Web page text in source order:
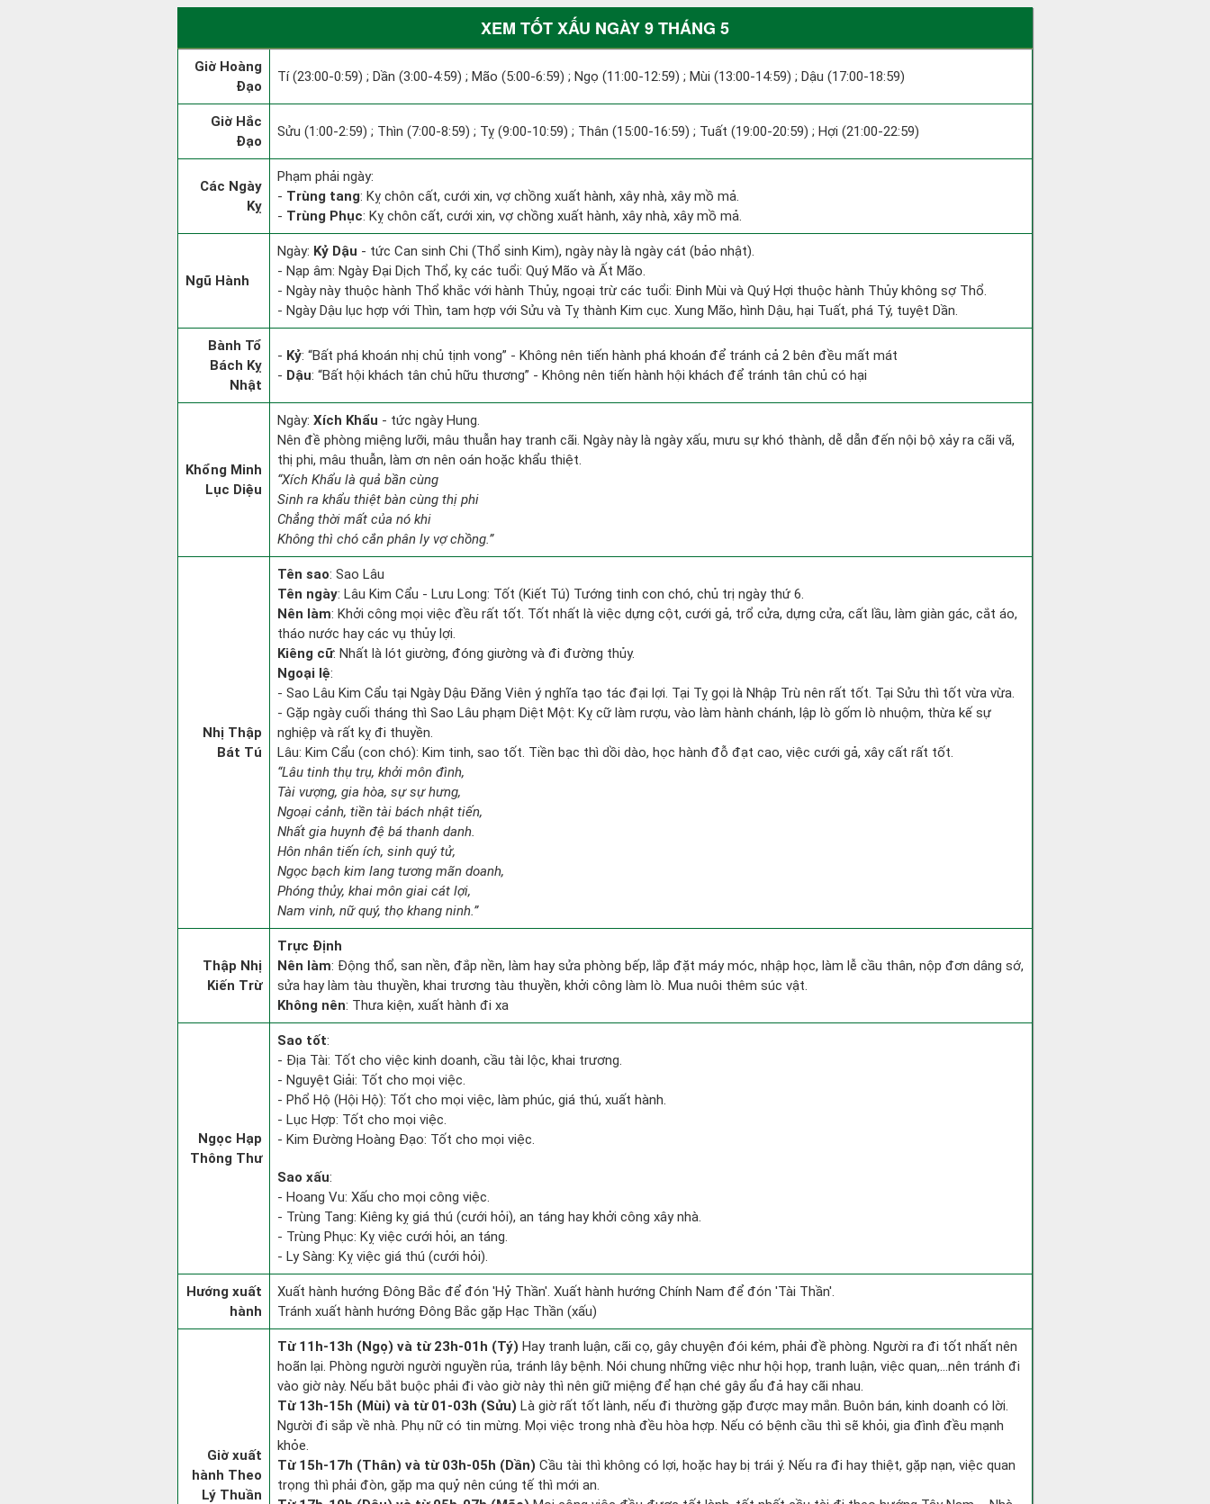
XEM TỐT XẤU NGÀY 9 THÁNG 5
Giờ Hoàng
Đạo
Tí (23:00-0:59) ; Dần (3:00-4:59) ; Mão (5:00-6:59) ; Ngọ (11:00-12:59) ; Mùi (13:00-14:59) ; Dậu (17:00-18:59)
Giờ Hắc
Đạo
Sửu (1:00-2:59) ; Thìn (7:00-8:59) ; Tỵ (9:00-10:59) ; Thân (15:00-16:59) ; Tuất (19:00-20:59) ; Hợi (21:00-22:59)
Các Ngày
Kỵ
Phạm phải ngày:
- Trùng tang: Kỵ chôn cất, cưới xin, vợ chồng xuất hành, xây nhà, xây mồ mả.
- Trùng Phục: Kỵ chôn cất, cưới xin, vợ chồng xuất hành, xây nhà, xây mồ mả.
Ngũ Hành
Ngày: Kỷ Dậu - tức Can sinh Chi (Thổ sinh Kim), ngày này là ngày cát (bảo nhật).
- Nạp âm: Ngày Đại Dịch Thổ, kỵ các tuổi: Quý Mão và Ất Mão.
- Ngày này thuộc hành Thổ khắc với hành Thủy, ngoại trừ các tuổi: Đinh Mùi và Quý Hợi thuộc hành Thủy không sợ Thổ.
- Ngày Dậu lục hợp với Thìn, tam hợp với Sửu và Tỵ thành Kim cục. Xung Mão, hình Dậu, hại Tuất, phá Tý, tuyệt Dần.
Bành Tổ
Bách Kỵ
Nhật
- Kỷ: “Bất phá khoán nhị chủ tịnh vong” - Không nên tiến hành phá khoán để tránh cả 2 bên đều mất mát
- Dậu: “Bất hội khách tân chủ hữu thương” - Không nên tiến hành hội khách để tránh tân chủ có hại
Khổng Minh
Lục Diệu
Ngày: Xích Khẩu - tức ngày Hung.
Nên đề phòng miệng lưỡi, mâu thuẫn hay tranh cãi. Ngày này là ngày xấu, mưu sự khó thành, dễ dẫn đến nội bộ xảy ra cãi vã,
thị phi, mâu thuẫn, làm ơn nên oán hoặc khẩu thiệt.
“Xích Khẩu là quả bần cùng
Sinh ra khẩu thiệt bàn cùng thị phi
Chẳng thời mất của nó khi
Không thì chó cắn phân ly vợ chồng.”
Nhị Thập
Bát Tú
Tên sao: Sao Lâu
Tên ngày: Lâu Kim Cẩu - Lưu Long: Tốt (Kiết Tú) Tướng tinh con chó, chủ trị ngày thứ 6.
Nên làm: Khởi công mọi việc đều rất tốt. Tốt nhất là việc dựng cột, cưới gả, trổ cửa, dựng cửa, cất lầu, làm giàn gác, cắt áo,
tháo nước hay các vụ thủy lợi.
Kiêng cữ: Nhất là lót giường, đóng giường và đi đường thủy.
Ngoại lệ:
- Sao Lâu Kim Cẩu tại Ngày Dậu Đăng Viên ý nghĩa tạo tác đại lợi. Tại Tỵ gọi là Nhập Trù nên rất tốt. Tại Sửu thì tốt vừa vừa.
- Gặp ngày cuối tháng thì Sao Lâu phạm Diệt Một: Kỵ cữ làm rượu, vào làm hành chánh, lập lò gốm lò nhuộm, thừa kế sự
nghiệp và rất kỵ đi thuyền.
Lâu: Kim Cẩu (con chó): Kim tinh, sao tốt. Tiền bạc thì dồi dào, học hành đỗ đạt cao, việc cưới gả, xây cất rất tốt.
“Lâu tinh thụ trụ, khởi môn đình,
Tài vượng, gia hòa, sự sự hưng,
Ngoại cảnh, tiền tài bách nhật tiến,
Nhất gia huynh đệ bá thanh danh.
Hôn nhân tiến ích, sinh quý tử,
Ngọc bạch kim lang tương mãn doanh,
Phóng thủy, khai môn giai cát lợi,
Nam vinh, nữ quý, thọ khang ninh.”
Thập Nhị
Kiến Trừ
Trực Định
Nên làm: Động thổ, san nền, đắp nền, làm hay sửa phòng bếp, lắp đặt máy móc, nhập học, làm lễ cầu thân, nộp đơn dâng sớ,
sửa hay làm tàu thuyền, khai trương tàu thuyền, khởi công làm lò. Mua nuôi thêm súc vật.
Không nên: Thưa kiện, xuất hành đi xa
Ngọc Hạp
Thông Thư
Sao tốt:
- Địa Tài: Tốt cho việc kinh doanh, cầu tài lộc, khai trương.
- Nguyệt Giải: Tốt cho mọi việc.
- Phổ Hộ (Hội Hộ): Tốt cho mọi việc, làm phúc, giá thú, xuất hành.
- Lục Hợp: Tốt cho mọi việc.
- Kim Đường Hoàng Đạo: Tốt cho mọi việc.
Sao xấu:
- Hoang Vu: Xấu cho mọi công việc.
- Trùng Tang: Kiêng kỵ giá thú (cưới hỏi), an táng hay khởi công xây nhà.
- Trùng Phục: Kỵ việc cưới hỏi, an táng.
- Ly Sàng: Kỵ việc giá thú (cưới hỏi).
Hướng xuất
hành
Xuất hành hướng Đông Bắc để đón 'Hỷ Thần'. Xuất hành hướng Chính Nam để đón 'Tài Thần'.
Tránh xuất hành hướng Đông Bắc gặp Hạc Thần (xấu)
Giờ xuất
hành Theo
Lý Thuần
Từ 11h-13h (Ngọ) và từ 23h-01h (Tý) Hay tranh luận, cãi cọ, gây chuyện đói kém, phải đề phòng. Người ra đi tốt nhất nên
hoãn lại. Phòng người người nguyền rủa, tránh lây bệnh. Nói chung những việc như hội họp, tranh luận, việc quan,…nên tránh đi
vào giờ này. Nếu bắt buộc phải đi vào giờ này thì nên giữ miệng để hạn ché gây ẩu đả hay cãi nhau.
Từ 13h-15h (Mùi) và từ 01-03h (Sửu) Là giờ rất tốt lành, nếu đi thường gặp được may mắn. Buôn bán, kinh doanh có lời.
Người đi sắp về nhà. Phụ nữ có tin mừng. Mọi việc trong nhà đều hòa hợp. Nếu có bệnh cầu thì sẽ khỏi, gia đình đều mạnh
khỏe.
Từ 15h-17h (Thân) và từ 03h-05h (Dần) Cầu tài thì không có lợi, hoặc hay bị trái ý. Nếu ra đi hay thiệt, gặp nạn, việc quan
trọng thì phải đòn, gặp ma quỷ nên cúng tế thì mới an.